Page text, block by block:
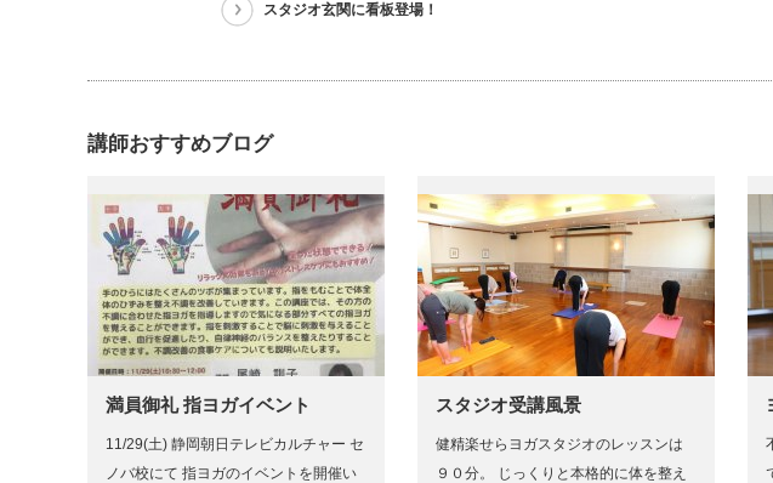
スタジオ玄関に看板登場！
講師おすすめブログ
満員御礼 指ヨガイベント
11/29(土) 静岡朝日テレビカルチャー セ
ノバ校にて 指ヨガのイベントを開催い
スタジオ受講風景
健精楽せらヨガスタジオのレッスンは
９０分。 じっくりと本格的に体を整え